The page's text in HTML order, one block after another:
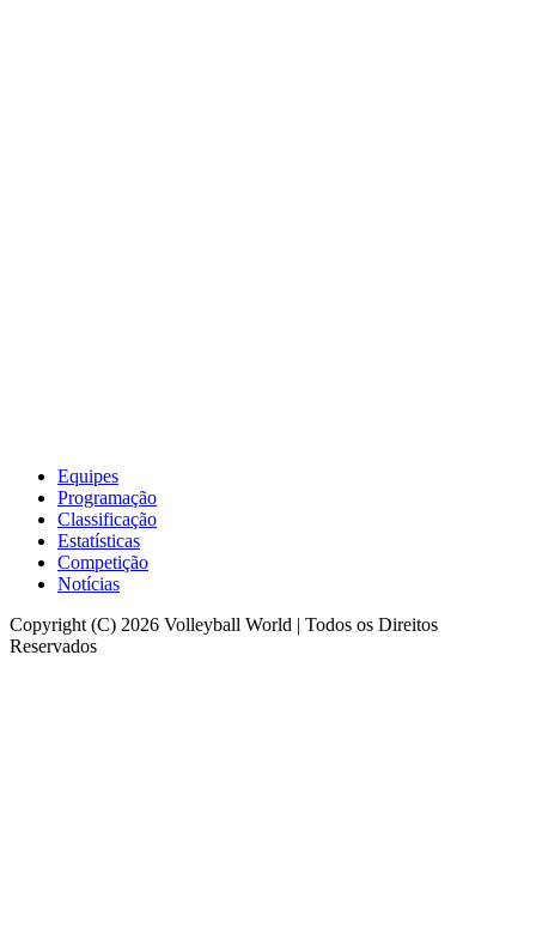
Equipes
Programação
Classificação
Estatísticas
Competição
Notícias
Copyright (C) 2026 Volleyball World | Todos os Direitos
Reservados